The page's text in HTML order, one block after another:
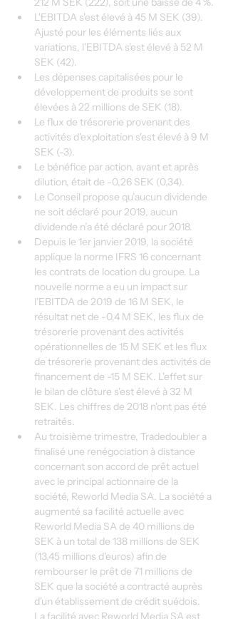
L'EBITDA s'est élevé à 45 M SEK (39).
Ajusté pour les éléments liés aux
variations, l'EBITDA s'est élevé à 52 M
SEK (42).
Les dépenses capitalisées pour le
développement de produits se sont
élevées à 22 millions de SEK (18).
Le flux de trésorerie provenant des
activités d'exploitation s'est élevé à 9 M
SEK (-3).
Le bénéfice par action, avant et après
dilution, était de -0,26 SEK (0,34).
Le Conseil propose qu’aucun dividende
ne soit déclaré pour 2019, aucun
dividende n’a été déclaré pour 2018.
Depuis le 1er janvier 2019, la société
applique la norme IFRS 16 concernant
les contrats de location du groupe. La
nouvelle norme a eu un impact sur
l'EBITDA de 2019 de 16 M SEK, le
résultat net de -0,4 M SEK, les flux de
trésorerie provenant des activités
opérationnelles de 15 M SEK et les flux
de trésorerie provenant des activités de
financement de -15 M SEK. L'effet sur
le bilan de clôture s'est élevé à 32 M
SEK. Les chiffres de 2018 n'ont pas été
retraités.
Au troisième trimestre, Tradedoubler a
finalisé une renégociation à distance
concernant son accord de prêt actuel
avec le principal actionnaire de la
société, Reworld Media SA. La société a
augmenté sa facilité actuelle avec
Reworld Media SA de 40 millions de
SEK à un total de 138 millions de SEK
(13,45 millions d'euros) afin de
rembourser le prêt de 71 millions de
SEK que la société a contracté auprès
d'un établissement de crédit suédois.
La facilité avec Reworld Media SA est